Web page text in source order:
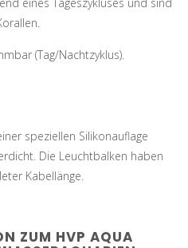
(Tag/Nachtzyklus).
speziellen Silikonauflage
Die Leuchtbalken haben
Kabellänge.
ZUM HVP AQUA